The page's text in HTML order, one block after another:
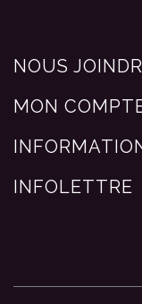
NOUS
MON
INFOLETTRE